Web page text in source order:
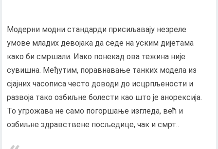
Модерни модни стандарди присиљавају незреле
умове младих девојака да седе на уским дијетама
како би смршали. Иако понекад ова тежина није
сувишна. Међутим, поравнавање танких модела из
сјајних часописа често доводи до исцрпљености и
развоја тако озбиљне болести као што је анорексија.
То угрожава не само погоршање изгледа, већ и
озбиљне здравствене посљедице, чак и смрт..